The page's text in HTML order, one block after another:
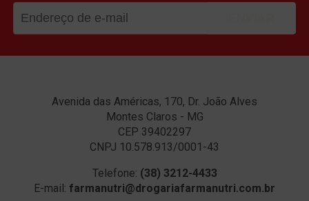
Avenida das Américas, 170, Dr. João Alves
Montes Claros - MG
CEP 39402297
CNPJ 10.578.913/0001-43
Telefone: (38) 3212-4433
E-mail: farmanutri@drogariafarmanutri.com.br